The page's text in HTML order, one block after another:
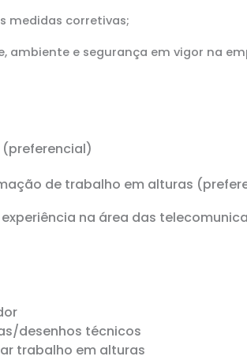
medidas corretivas;
ambiente e segurança em vigor na
(preferencial)
de trabalho em alturas
na área das
desenhos técnicos
trabalho em alturas